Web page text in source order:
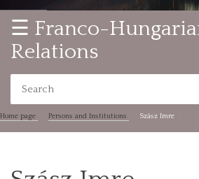
☰ Franco-
Relations
Home page Persons and Institutions Szász Imre